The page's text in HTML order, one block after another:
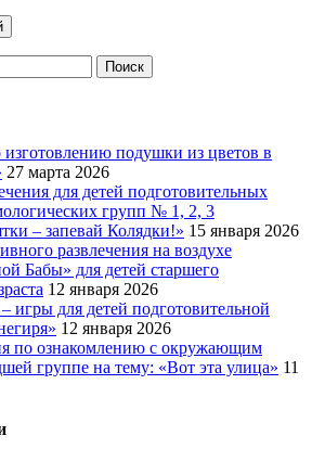
изготовлению подушки из цветов в
27 марта 2026
для детей подготовительных
групп № 1, 2, 3
– запевай Колядки!» 15 января 2026
развлечения на воздухе
Бабы» для детей старшего
12 января 2026
игры для детей подготовительной
12 января 2026
по ознакомлению с окружающим
группе на тему: «Вот эта улица» 11